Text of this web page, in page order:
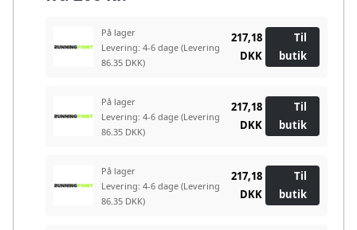
På lager
Levering: 4-6 dage (Levering
86.35 DKK)
217,18
DKK
Til
butik
På lager
Levering: 4-6 dage (Levering
86.35 DKK)
217,18
DKK
Til
butik
På lager
Levering: 4-6 dage (Levering
86.35 DKK)
217,18
DKK
Til
butik